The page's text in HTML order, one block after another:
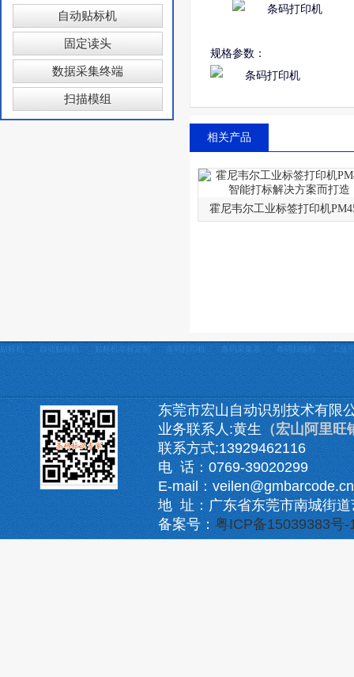
自动贴标机
固定读头
数据采集终端
扫描模组
规格参数：
相关产品
霍尼韦尔工业标签打印机
贴标机 自动贴标机 贴标机非标定制 条码打印机 条码采集器 条码扫描枪 工业
东莞市宏山自动识别技术有限
业务联系人:黄生 （宏山阿里旺
联系方式:13929462116
电 话：0769-39020299
E-mail：veilen@gmbarcode.cn
地 址：广东省东莞市南城街
备案号： 粤ICP备15039383号-